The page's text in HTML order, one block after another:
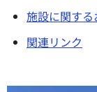
施設に関す
関連リンク